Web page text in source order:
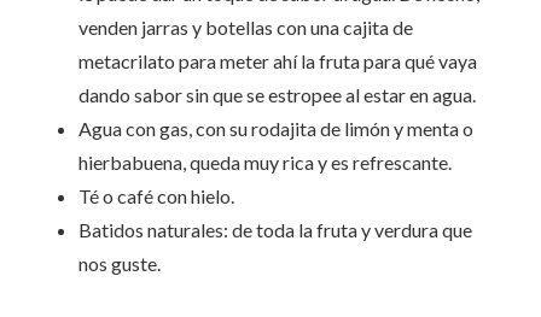
venden jarras y botellas con una cajita de
metacrilato para meter ahí la fruta para qué vaya
dando sabor sin que se estropee al estar en agua.
Agua con gas, con su rodajita de limón y menta o
hierbabuena, queda muy rica y es refrescante.
Té o café con hielo.
Batidos naturales: de toda la fruta y verdura que
nos guste.